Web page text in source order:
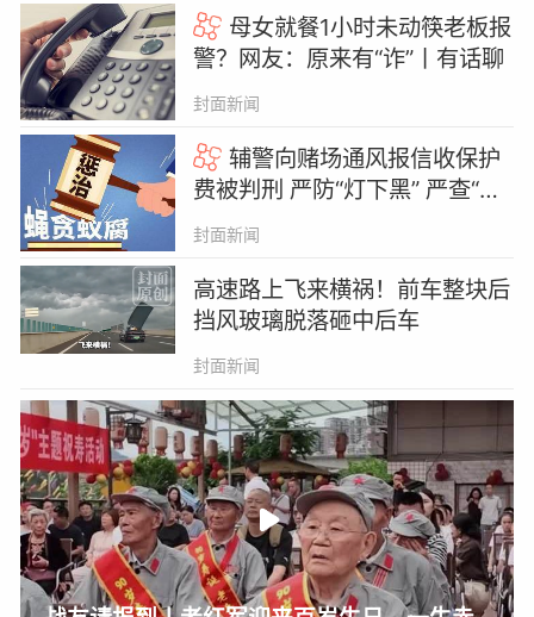
母女就餐1小时未动筷老板报
警？网友：原来有“诈”丨有话聊
封面新闻
辅警向赌场通风报信收保护
费被判刑 严防“灯下黑” 严查“蝇
贪蚁腐” | 有一说一
封面新闻
高速路上飞来横祸！前车整块后
挡风玻璃脱落砸中后车
封面新闻